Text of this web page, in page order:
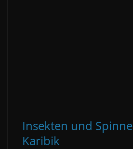
Insekten und
Karibik